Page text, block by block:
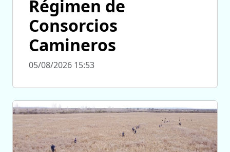
Régimen de
Consorcios
Camineros
05/08/2026 15:53